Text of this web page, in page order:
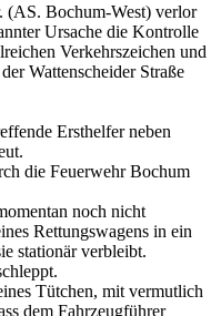
(AS. Bochum-West) verlor
Ursache die Kontrolle
Verkehrszeichen und
Wattenscheider Straße
Ersthelfer neben
die Feuerwehr Bochum
noch nicht
Rettungswagens in ein
stationär verbleibt.
Tütchen, mit vermutlich
dem Fahrzeugführer